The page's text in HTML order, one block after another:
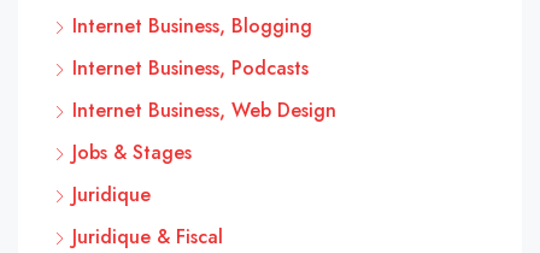
Internet Business, Blogging
Internet Business, Podcasts
Internet Business, Web Design
Jobs & Stages
Juridique
Juridique & Fiscal